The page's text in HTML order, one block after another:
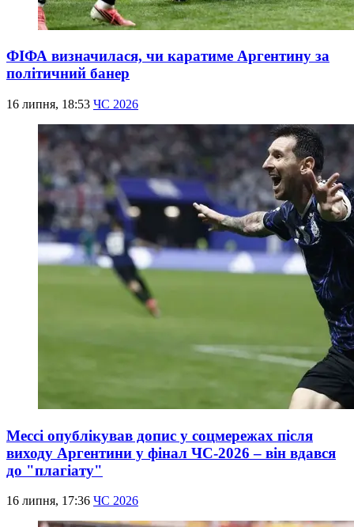
ФІФА визначилася, чи каратиме Аргентину за
політичний банер
16 липня, 18:53 ЧС 2026
Мессі опублікував допис у соцмережах після
виходу Аргентини у фінал ЧС-2026 – він вдався
до "плагіату"
16 липня, 17:36 ЧС 2026